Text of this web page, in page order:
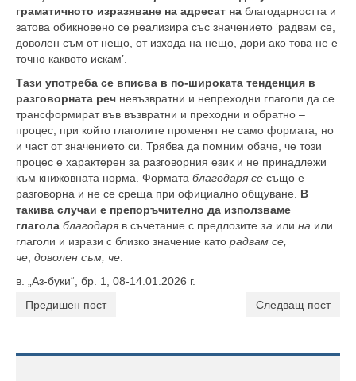
граматичното изразяване на адресат на благодарността и
затова обикновено се реализира със значението ‘радвам се,
доволен съм от нещо, от изхода на нещо, дори ако това не е
точно каквото искам’.
Тази употреба се вписва в по-широката тенденция в
разговорната реч невъзвратни и непреходни глаголи да се
трансформират във възвратни и преходни и обратно –
процес, при който глаголите променят не само формата, но
и част от значението си. Трябва да помним обаче, че този
процес е характерен за разговорния език и не принадлежи
към книжовната норма. Формата благодаря се също е
разговорна и не се среща при официално общуване. В
такива случаи е препоръчително да използваме
глагола благодаря в съчетание с предлозите за или на или
глаголи и изрази с близко значение като радвам се,
че; доволен съм, че
в. „Аз-буки“, бр. 1, 08-14.01.2026 г.
Предишен пост
Следващ пост